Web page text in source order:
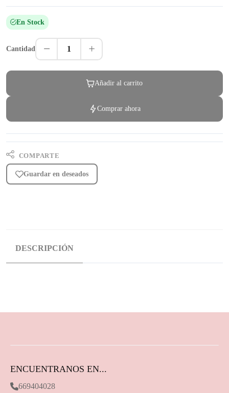
En Stock
Cantidad 1
Añadir al carrito
Comprar ahora
COMPARTE
Guardar en deseados
DESCRIPCIÓN
ENCUENTRANOS EN...
669404028